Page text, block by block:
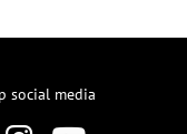
social media